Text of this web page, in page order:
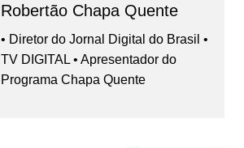
Robertão Chapa Quente
• Diretor do Jornal Digital do Brasil •
TV DIGITAL • Apresentador do
Programa Chapa Quente